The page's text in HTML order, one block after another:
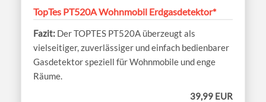
TopTes PT520A Wohnmobil Erdgasdetektor*
Der TOPTES PT520A überzeugt als
vielseitiger, zuverlässiger und einfach bedienbarer
Gasdetektor speziell für Wohnmobile und enge
Räume.
39,99 EUR